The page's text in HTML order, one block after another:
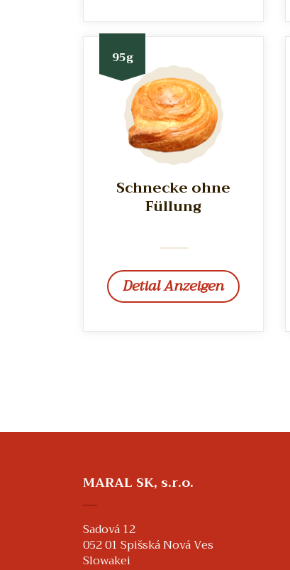
95g
Schnecke ohne
Füllung
Detial Anzeigen
MARAL SK, s.r.o.
Sadová 12
052 01 Spišská Nová Ves
Slowakei